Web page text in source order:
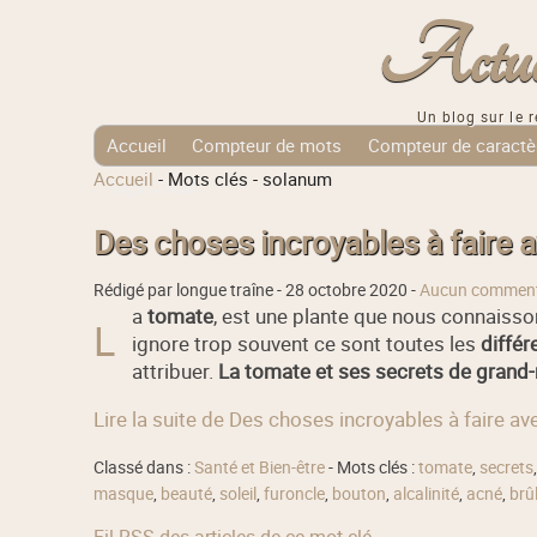
Un blog sur le
Accueil Compteur de mots Compteur de
Tags Cloud
Accueil - Mots clés - solanum
Des choses incroyables à faire
Rédigé par longue traîne -28 octobre 2020 -Aucun
L atomate, est une plante que nous
ignore trop souvent ce sont toutes les
attribuer. La tomate et ses secrets de
Lire la suite de Des choses incroyables à faire
Classé dans :Santé et Bien-être- Mots clés :tomate, secrets,
masque, beauté, soleil, furoncle, bouton, alcalinité, acné,